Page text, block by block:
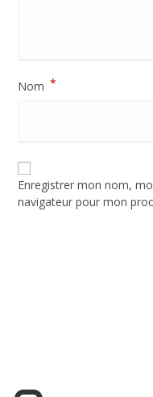
Nom *
Enregistrer mon nom,
navigateur pour mon